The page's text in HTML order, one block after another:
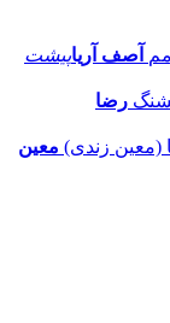
آصف آریاپیشت
رضا
معین